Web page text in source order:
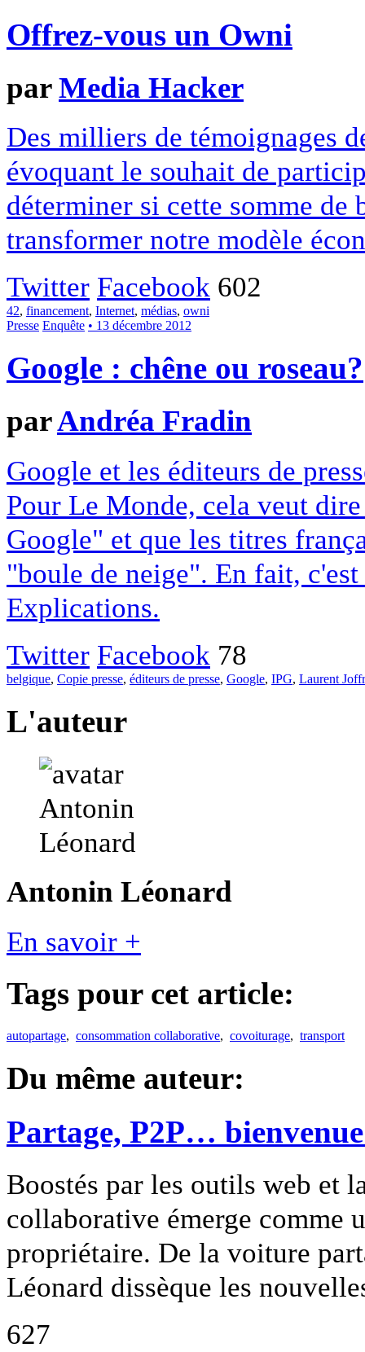
Offrez-vous un Owni
parMedia Hacker
Des milliers de témoignages
évoquant le souhait de
déterminer si cette somme
transformer notre modèle
Twitter Facebook 602
42, financement, Internet, médias, owni
Presse Enquête • 13 décembre 2012
Google : chêne ou roseau?
parAndréa Fradin
Google et les éditeurs de
Pour Le Monde, cela veut
Google" et que les titres
"boule de neige". En fait,
Explications.
Twitter Facebook 78
belgique, Copie presse, éditeurs de presse, Google, IPG, Laurent
L'auteur
Antonin Léonard
En savoir +
Tags pour cet article:
autopartage, consommation collaborative, covoiturage, transport
Du même auteur:
Partage, P2P…
Boostés par les outils web et
collaborative émerge comme
propriétaire. De la voiture
Léonard dissèque les
627